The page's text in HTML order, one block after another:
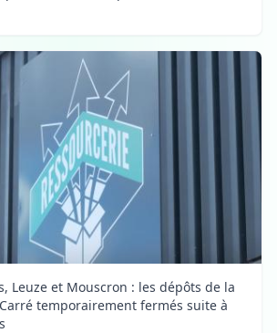
Leuze et Mouscron : les dépôts de la
temporairement fermés suite à